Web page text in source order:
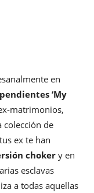
en
pendientes ‘My
matrimonios,
colección de
ex te han
choker y en
esclavas
a todas aquellas